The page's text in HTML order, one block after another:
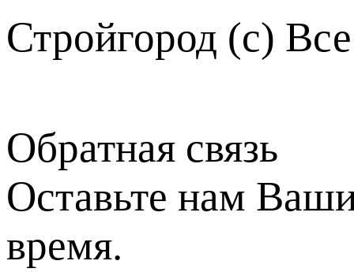
Стройгород (с)
Обратная связь
Оставьте нам
время.